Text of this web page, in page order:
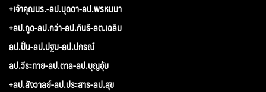
+เจ้าคุณนร.-ลป.บุดดา-ลป.พรหมมา
+ลป.กูด-ลป.กว่า-ลป.กินรี-ลต.เฉลิม
ลป.ปั่น-ลป.ปฐม-ลป.ปกรณ์
ลป.วีระทาย-ลป.ตาล-ลป.บุญอุ้ม
+ลป.สังวาลย์-ลป.ประสาร-ลป.สุข